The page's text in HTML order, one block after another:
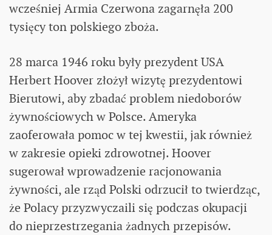
wcześniej Armia Czerwona zagarnęła 200
tysięcy ton polskiego zboża.
28 marca 1946 roku były prezydent USA
Herbert Hoover złożył wizytę prezydentowi
Bierutowi, aby zbadać problem niedoborów
żywnościowych w Polsce. Ameryka
zaoferowała pomoc w tej kwestii, jak również
w zakresie opieki zdrowotnej. Hoover
sugerował wprowadzenie racjonowania
żywności, ale rząd Polski odrzucił to twierdząc,
że Polacy przyzwyczaili się podczas okupacji
do nieprzestrzegania żadnych przepisów.